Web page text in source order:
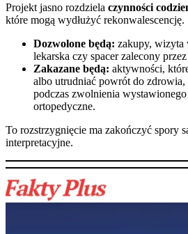
Projekt jasno rozdziela czynności
które mogą wydłużyć rekonwalescencję.
Dozwolone będą: zakupy, wizyta
lekarska czy spacer zalecony
Zakazane będą: aktywności,
albo utrudniać powrót do zdrowia,
podczas zwolnienia
ortopedyczne.
To rozstrzygnięcie ma zakończyć spory
interpretacyjne.